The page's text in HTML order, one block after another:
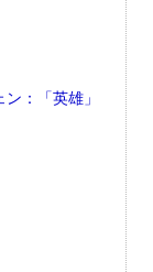
：「英雄」